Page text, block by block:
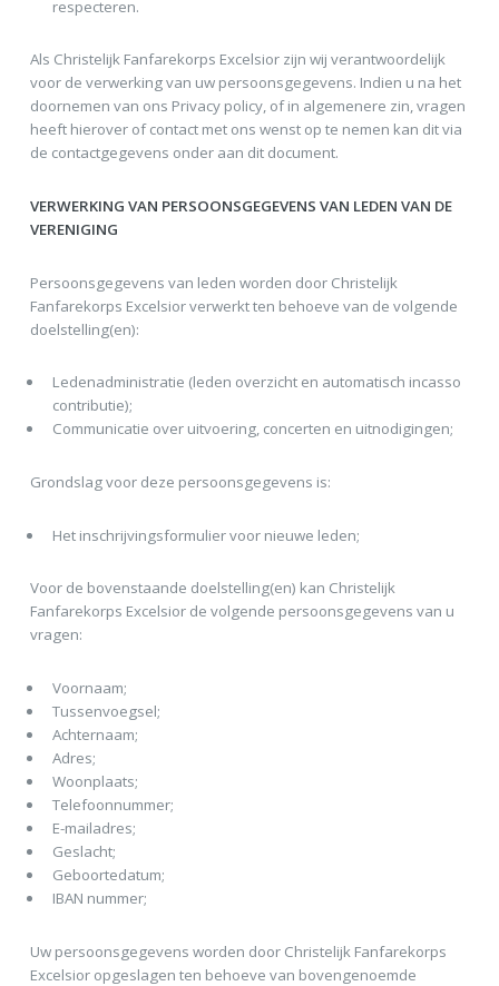
respecteren.
Als Christelijk Fanfarekorps Excelsior zijn wij verantwoordelijk
voor de verwerking van uw persoonsgegevens. Indien u na het
doornemen van ons Privacy policy, of in algemenere zin, vragen
heeft hierover of contact met ons wenst op te nemen kan dit via
de contactgegevens onder aan dit document.
VERWERKING VAN PERSOONSGEGEVENS VAN LEDEN VAN DE
VERENIGING
Persoonsgegevens van leden worden door Christelijk
Fanfarekorps Excelsior verwerkt ten behoeve van de volgende
doelstelling(en):
Ledenadministratie (leden overzicht en automatisch incasso
contributie);
Communicatie over uitvoering, concerten en uitnodigingen;
Grondslag voor deze persoonsgegevens is:
Het inschrijvingsformulier voor nieuwe leden;
Voor de bovenstaande doelstelling(en) kan Christelijk
Fanfarekorps Excelsior de volgende persoonsgegevens van u
vragen:
Voornaam;
Tussenvoegsel;
Achternaam;
Adres;
Woonplaats;
Telefoonnummer;
E-mailadres;
Geslacht;
Geboortedatum;
IBAN nummer;
Uw persoonsgegevens worden door Christelijk Fanfarekorps
Excelsior opgeslagen ten behoeve van bovengenoemde